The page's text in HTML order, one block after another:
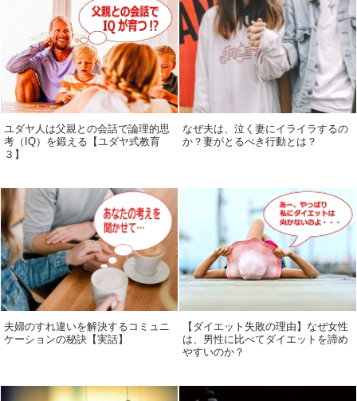
ユダヤ人は父親との会話で論理的思
考（IQ）を鍛える【ユダヤ式教育
３】
なぜ夫は、泣く妻にイライラするの
か？妻がとるべき行動とは？
夫婦のすれ違いを解決するコミュニ
ケーションの秘訣【実話】
【ダイエット失敗の理由】なぜ女性
は、男性に比べてダイエットを諦め
やすいのか？